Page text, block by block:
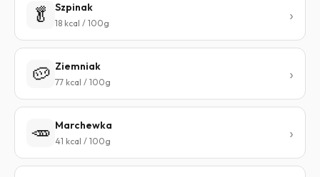
🥬 Szpinak
18 kcal / 100g
🥔 Ziemniak
77 kcal / 100g
🥕 Marchewka
41 kcal / 100g